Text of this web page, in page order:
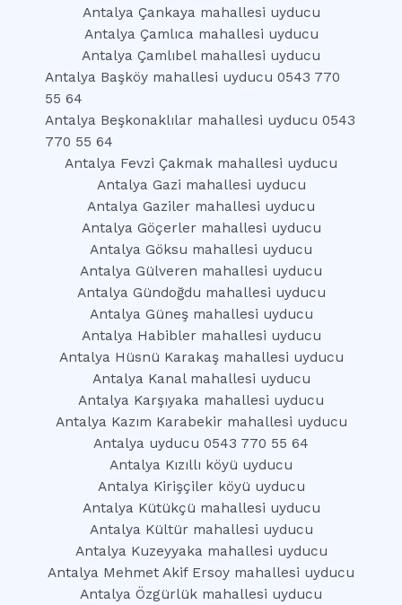
Antalya Çankaya mahallesi uyducu
Antalya Çamlıca mahallesi uyducu
Antalya Çamlıbel mahallesi uyducu
Antalya Başköy mahallesi uyducu 0543 770
55 64
Antalya Beşkonaklılar mahallesi uyducu 0543
770 55 64
Antalya Fevzi Çakmak mahallesi uyducu
Antalya Gazi mahallesi uyducu
Antalya Gaziler mahallesi uyducu
Antalya Göçerler mahallesi uyducu
Antalya Göksu mahallesi uyducu
Antalya Gülveren mahallesi uyducu
Antalya Gündoğdu mahallesi uyducu
Antalya Güneş mahallesi uyducu
Antalya Habibler mahallesi uyducu
Antalya Hüsnü Karakaş mahallesi uyducu
Antalya Kanal mahallesi uyducu
Antalya Karşıyaka mahallesi uyducu
Antalya Kazım Karabekir mahallesi uyducu
Antalya uyducu 0543 770 55 64
Antalya Kızıllı köyü uyducu
Antalya Kirişçiler köyü uyducu
Antalya Kütükçü mahallesi uyducu
Antalya Kültür mahallesi uyducu
Antalya Kuzeyyaka mahallesi uyducu
Antalya Mehmet Akif Ersoy mahallesi uyducu
Antalya Özgürlük mahallesi uyducu